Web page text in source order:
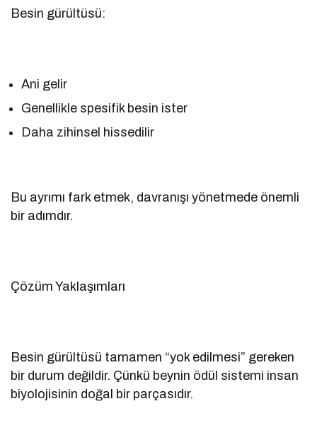
Besin gürültüsü:
Ani gelir
Genellikle spesifik besin ister
Daha zihinsel hissedilir
Bu ayrımı fark etmek, davranışı yönetmede önemli
bir adımdır.
Çözüm Yaklaşımları
Besin gürültüsü tamamen “yok edilmesi” gereken
bir durum değildir. Çünkü beynin ödül sistemi insan
biyolojisinin doğal bir parçasıdır.